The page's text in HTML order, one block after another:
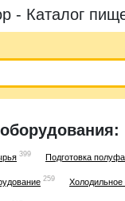
Мое
- Каталог
399 Подготовка
259 Холодильное